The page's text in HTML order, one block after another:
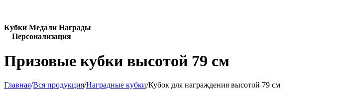
Кубки Медали Награды
Персонализация
Призовые кубки высотой 79 см
Главная/Вся продукция/Наградные кубки/Кубок для награждения высотой 79 см